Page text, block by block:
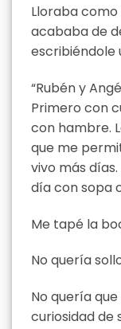
Lloraba
acababa de
escribiéndole
“Rubén y
Primero con
con hambre.
que me
vivo más
día con sopa
Me tapé la
No quería
No quería
curiosidad de